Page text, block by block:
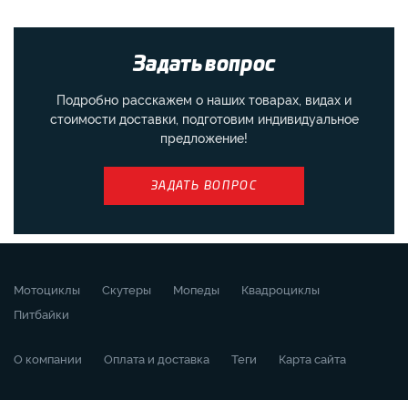
Задать вопрос
Подробно расскажем о наших товарах, видах и
стоимости доставки, подготовим индивидуальное
предложение!
ЗАДАТЬ ВОПРОС
Мотоциклы Скутеры Мопеды
Квадроциклы
Питбайки
О компании Оплата и доставка Теги Карта сайта